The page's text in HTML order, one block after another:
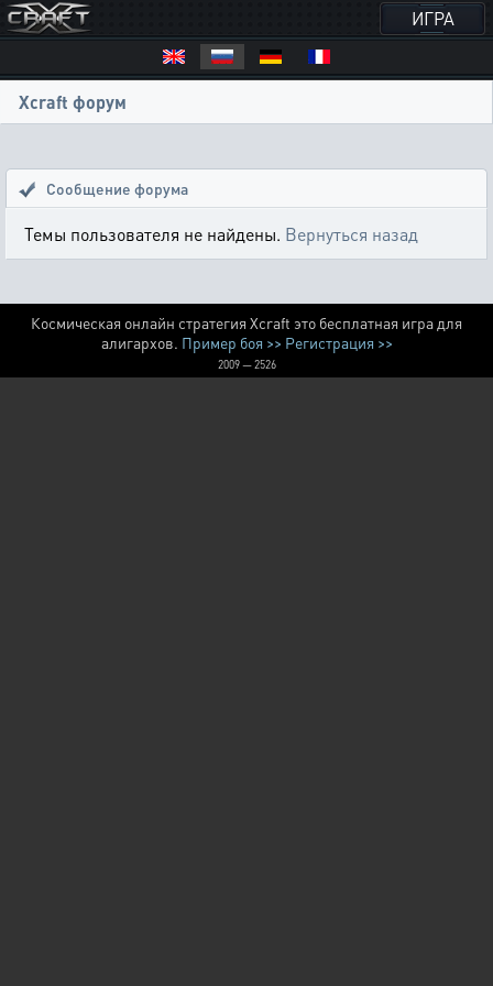
ИГРА
Xcraft форум
Сообщение форума
Темы пользователя не найдены. Вернуться назад
Космическая онлайн стратегия Xcraft это бесплатная игра для
алигархов. Пример боя >> Регистрация >>
2009 — 2526